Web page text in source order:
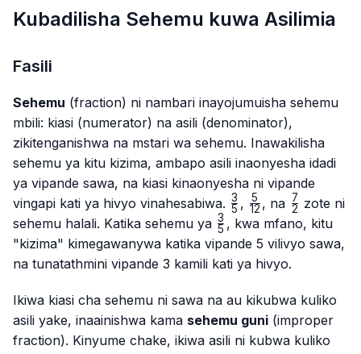
Kubadilisha Sehemu kuwa Asilimia
Fasili
Sehemu (fraction) ni nambari inayojumuisha sehemu
mbili: kiasi (numerator) na asili (denominator),
zikitenganishwa na mstari wa sehemu. Inawakilisha
sehemu ya kitu kizima, ambapo asili inaonyesha idadi
ya vipande sawa, na kiasi kinaonyesha ni vipande
vingapi kati ya hivyo vinahesabiwa. \frac{3}
{5}
5
3 , \frac{5}
{12}
12
5 , na \frac{7}
{2}
2
7 zote ni
sehemu halali. Katika sehemu ya \frac{3}
{5}
5
3 , kwa mfano, kitu
"kizima" kimegawanywa katika vipande 5 vilivyo sawa,
na tunatathmini vipande 3 kamili kati ya hivyo.
Ikiwa kiasi cha sehemu ni sawa na au kikubwa kuliko
asili yake, inaainishwa kama sehemu guni (improper
fraction). Kinyume chake, ikiwa asili ni kubwa kuliko